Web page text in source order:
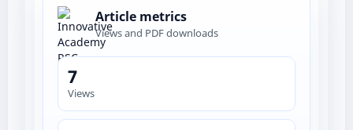
Article metrics
Views and PDF downloads
7
Views